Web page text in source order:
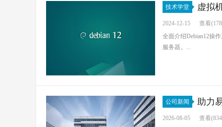
技术学堂 虚拟
2024-12-15
查看
全面介绍Debian12操
服务器。...
公司新闻 助力
2026-08-05
查看